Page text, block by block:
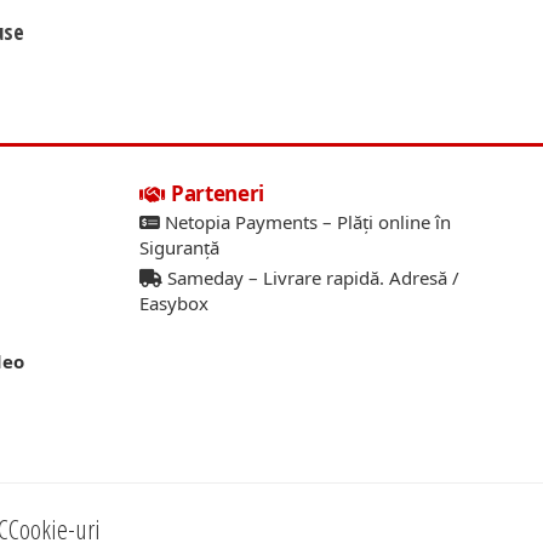
Parteneri
Netopia Payments – Plăți online în
Siguranță
Sameday – Livrare rapidă. Adresă /
Easybox
Cookie-uri